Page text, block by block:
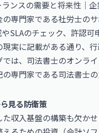
ンスの需要と将来性｜
専門家である社労士の
SLAのチェック、許認可
現実に記載がある通り、
は、 司法書士のオンラ
専門家である司法書士
見る防衛策
収入基盤の構築も欠か